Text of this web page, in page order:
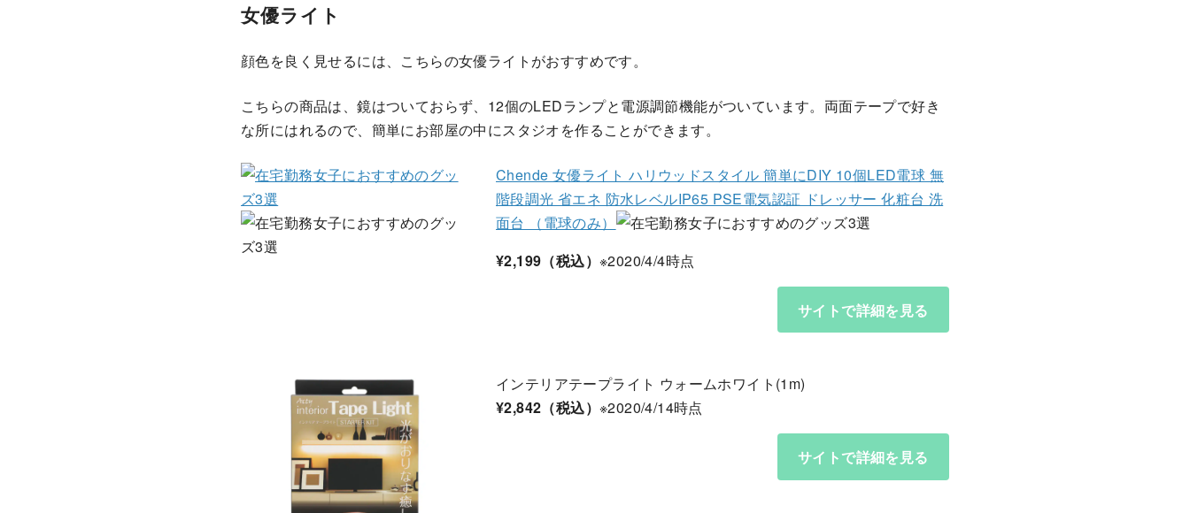
女優ライト
顔色を良く見せるには、こちらの女優ライトがおすすめです。
こちらの商品は、鏡はついておらず、12個のLEDランプと電源調節機能がついています。両面テープで好き
な所にはれるので、簡単にお部屋の中にスタジオを作ることができます。
Chende 女優ライト ハリウッドスタイル 簡単にDIY 10個LED電球 無
階段調光 省エネ 防水レベルIP65 PSE電気認証 ドレッサー 化粧台 洗
面台 （電球のみ）
¥2,199（税込） ※2020/4/4時点
サイトで詳細を見る
インテリアテープライト ウォームホワイト(1m)
¥2,842（税込） ※2020/4/14時点
サイトで詳細を見る